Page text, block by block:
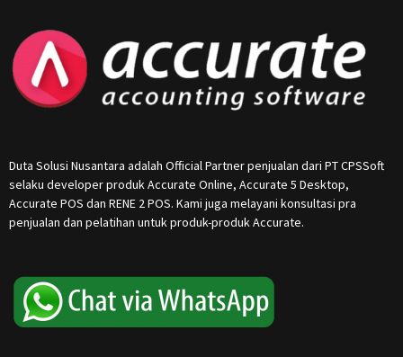
Duta Solusi Nusantara adalah Official Partner penjualan dari PT CPSSoft
selaku developer produk Accurate Online, Accurate 5 Desktop,
Accurate POS dan RENE 2 POS. Kami juga melayani konsultasi pra
penjualan dan pelatihan untuk produk-produk Accurate.